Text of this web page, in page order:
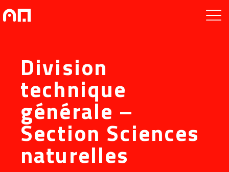
Division
technique
générale –
Section Sciences
naturelles